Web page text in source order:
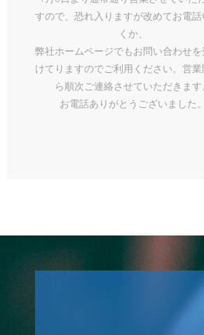
すので、恐れ入りますが改めてお電
くか、
弊社ホームページでもお問い合わせ
けてりますのでご利用ください。営
ら順次ご連絡させていただきます
お電話ありがとうございました。